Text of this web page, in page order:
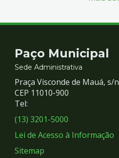
Contato
e
Redes
Sociais
Paço Municipal
Sede Administrativa
Praça Visconde de Mauá, s/
CEP 11010-900
Tel:
(13) 3201-5000
Lei de Acesso à Informação
Sitemap